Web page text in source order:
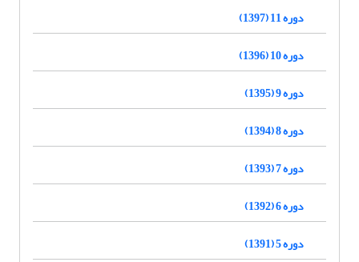
دوره 11 (1397)
دوره 10 (1396)
دوره 9 (1395)
دوره 8 (1394)
دوره 7 (1393)
دوره 6 (1392)
دوره 5 (1391)